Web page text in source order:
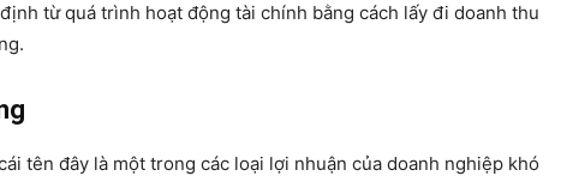
từ quá trình hoạt động tài chính bằng cách lấy đi doanh thu
tên đây là một trong các loại lợi nhuận của doanh nghiệp khó